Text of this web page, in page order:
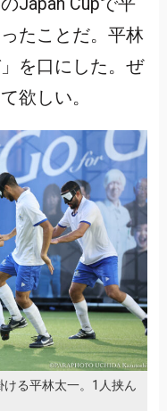
たことだ。平林
を口にした。ぜ
欲しい。
る平林太一。1人挟ん